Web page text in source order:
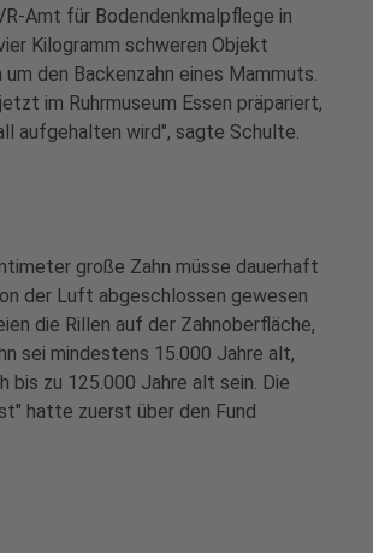
Amt für Bodendenkmalpflege in
Kilogramm schweren Objekt
den Backenzahn eines Mammuts.
im Ruhrmuseum Essen präpariert,
aufgehalten wird", sagte Schulte.
große Zahn müsse dauerhaft
der Luft abgeschlossen gewesen
die Rillen auf der Zahnoberfläche,
sei mindestens 15.000 Jahre alt,
bis zu 125.000 Jahre alt sein. Die
hatte zuerst über den Fund